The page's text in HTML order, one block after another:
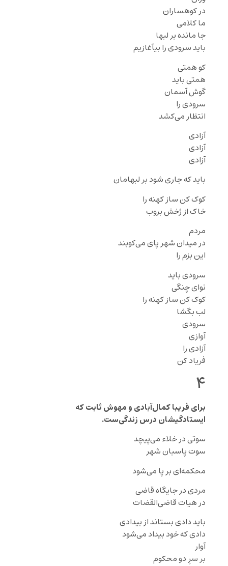
در کوهساران
ما کلامی
جا مانده بر لبها
باید سرودی را بیآغازیم
کو همتی
همتی باید
گوش آسمان
سرودی را
انتظار می‌کشد
آزادی
آزادی
آزادی
باید که جاری شود بر لبهامان
کوک کن ساز کهنه را
خاک از رُخش بروب
مردم
در میدان شهر پای می‌کوبند
این بزم را
سرودی باید
نوای چنگی
کوک کن ساز کهنه را
لب بگشا
سرودی
آوازی
آزادی را
فریاد کن
۴
برای فریبا کمال‌آبادی و مهوش ثابت که
ایستادگیشان درس زندگی‌ست.
سوتی در خلاء می‌پیچد
سوت پاسبان شهر
محکمه‌ای بر پا می‌شود
مردی در جایگاه قاضی
در هیات قاضی‌القضات
باید دادی بستاند از بیدادی
دادی که خود بیداد می‌شود
آوار
بر سرِ دو محکوم